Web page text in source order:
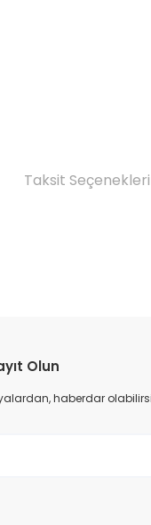
Taksit Seçenekleri
Olun
haberdar